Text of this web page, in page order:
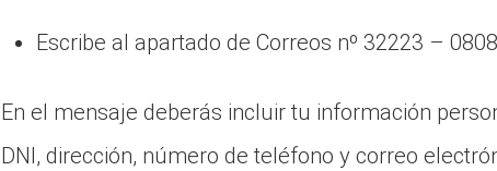
Escribe al apartado de Correos nº 32223 –
En el mensaje deberás incluir tu información
DNI, dirección, número de teléfono y correo